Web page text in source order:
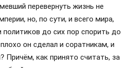
перевернуть жизнь не
но, по сути, и всего мира,
политиков до сих пор спорить до
он сделал и соратникам, и
Причём, как принято считать, за